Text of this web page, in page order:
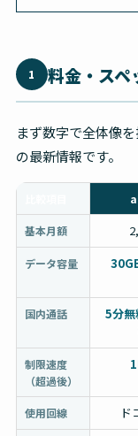
1 料金・スペ
まず数字で全体像
の最新情報です。
基本月額
データ容量
国内通話
5分
制限速度
（超過後）
使用回線 ド